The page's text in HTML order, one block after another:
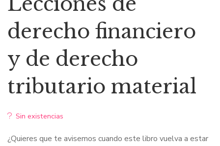
original
era:
$49,68.
actual
es:
$47,20.
derecho financiero
y de derecho
tributario material
Sin existencias
¿Quieres que te avisemos cuando este libro vuelva a estar